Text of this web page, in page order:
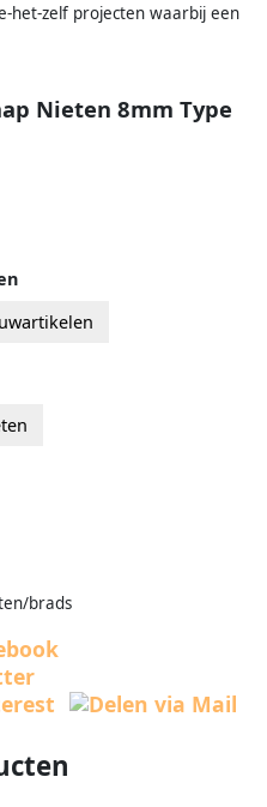
het-zelf projecten waarbij een
Nieten 8mm Type
brads